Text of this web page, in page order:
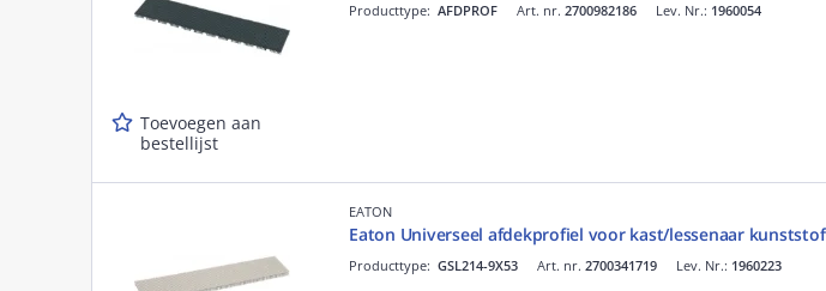
Toevoegen aan
bestellijst
Art. nr. 2700982186
Producttype: AFDPROF Lev. Nr.: 1960054
EATON
Eaton Universeel afdekprofiel voor kast/lessenaar
Art. nr. 2700341719
Producttype: GSL214-9X53 Lev. Nr.: 1960223